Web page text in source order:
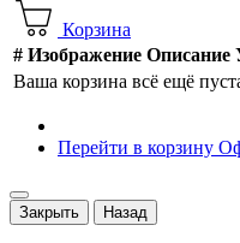
Корзина
# Изображение Описание
Ваша корзина всё ещё
Перейти в корзину
Закрыть Назад